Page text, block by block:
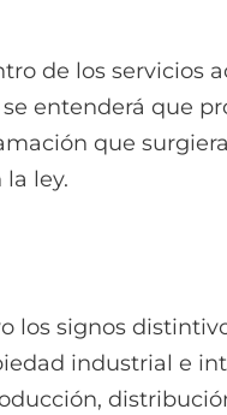
de los servicios
entenderá que
que
ley.
signos
industrial e